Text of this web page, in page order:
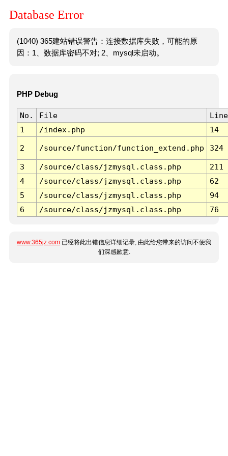
Database Error
(1040) 365建站错误警告：连接数据库失败，可能的原
因：1、数据库密码不对; 2、mysql未启动。
PHP Debug
No. File
Line
1
/index.php 14
2 /source/function/function_extend.php 324
3 /source/class/jzmysql.class.php
211
4
/source/class/jzmysql.class.php
62
5
/source/class/jzmysql.class.php
94
6
/source/class/jzmysql.class.php 76
www.365jz.com 已经将此出错信息详细记录, 由此给您带来的访问不便我
们深感歉意.